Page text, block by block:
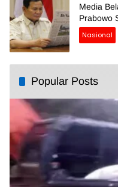
Media
Prabowo
Nasional
Popular Posts